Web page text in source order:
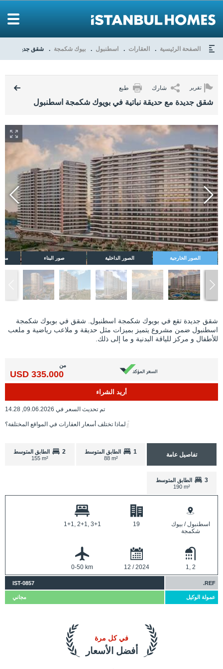
الصفحة الرئيسية العقارات اسطنبول بيوك شكمجة شقق جديدة مع
تقرير شارك طبع
شقق جديدة مع حديقة نباتية في بويوك شكمجة اسطنبول
الصور الخارجية الصور الداخلية صور البناء
شقق جديدة تقع في بويوك شكمجة اسطنبول. شقق في بويوك شكمجة
اسطنبول ضمن مشروع يتميز بميزات مثل حديقة و ملاعب رياضية و ملعب
للأطفال و مركز للياقة البدنية و ما إلى ذلك.
من
335.000 USD
أريد الشراء
تم تحديث السعر في 09.06.2026, 14.28
لماذا تختلف أسعار العقارات في المواقع المختلفة؟
تفاصيل عامة 1
الطابق المتوسط
88 m²
2
الطابق المتوسط
155 m²
3
الطابق المتوسط
190 m²
اسطنبول / بيوك
شكمجة
19
1+1, 2+1, 3+1
1, 2
12 / 2024
0-50 km
REF.
IST-0857
عمولة الوكيل مجاني
أفضل الأسعار
في كل مرة